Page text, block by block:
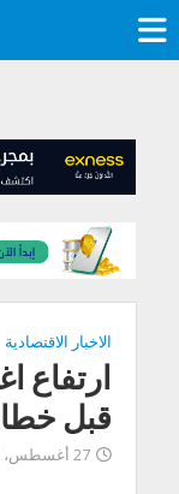
الاخبار الاقتصادية
ارتفاع
قبل
27 أغسطس، 2021